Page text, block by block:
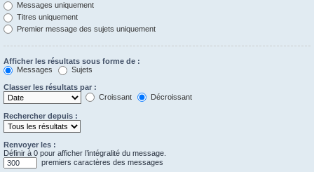
Messages uniquement
Titres uniquement
Premier message des sujets uniquement
Afficher les résultats sous forme de :
Messages
Sujets
Classer les résultats par :
Croissant
Décroissant
Rechercher depuis :
Renvoyer les :
Définir à 0 pour afficher l’intégralité du message.
premiers caractères des messages